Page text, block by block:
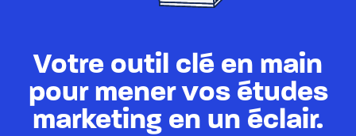
Votre outil clé en main
pour mener vos études
marketing en un éclair.